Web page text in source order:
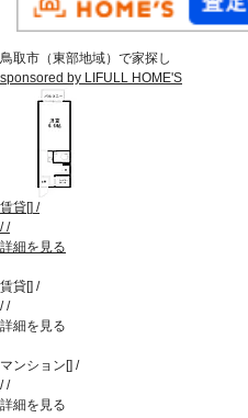
鳥取市（東部地域）で家探し
sponsored by LIFULL HOME'S
賃貸[] /
//
詳細を見る
賃貸[] /
//
詳細を見る
マンション [] /
//
詳細を見る